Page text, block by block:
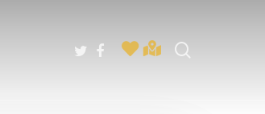
twitterfacebook